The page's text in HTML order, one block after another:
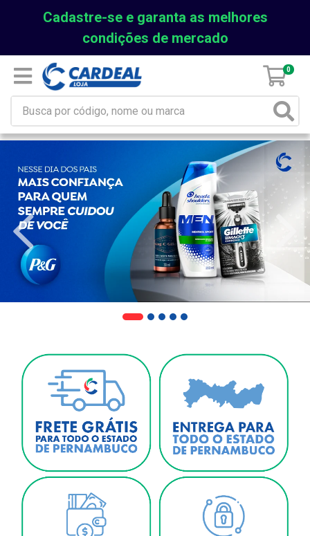
Cadastre-se e garanta as melhores
condições de mercado
0